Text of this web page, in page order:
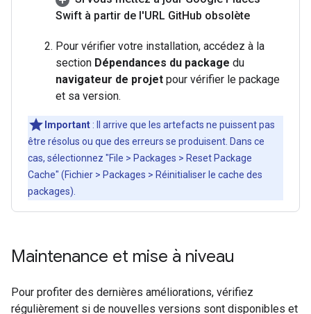
Swift à partir de l'URL GitHub obsolète
Pour vérifier votre installation, accédez à la
section Dépendances du package du
navigateur de projet pour vérifier le package
et sa version.
Important : Il arrive que les artefacts ne puissent pas
être résolus ou que des erreurs se produisent. Dans ce
cas, sélectionnez "File > Packages > Reset Package
Cache" (Fichier > Packages > Réinitialiser le cache des
packages).
Maintenance et mise à niveau
Pour profiter des dernières améliorations, vérifiez
régulièrement si de nouvelles versions sont disponibles et